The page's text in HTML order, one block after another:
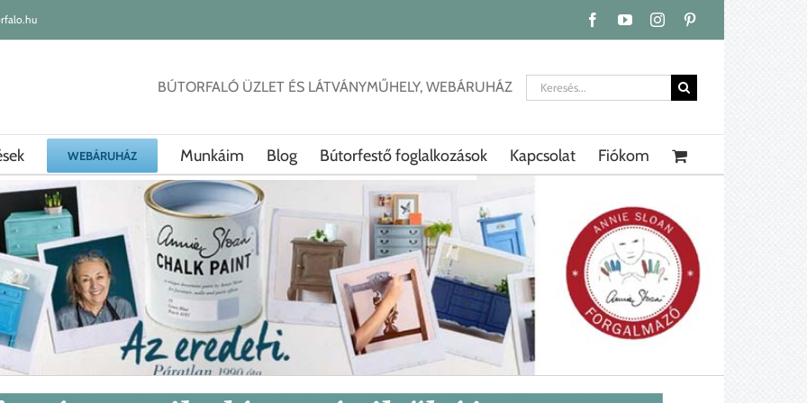
FacebookYouTubeInstagram
BÚTORFALÓ ÜZLET ÉS LÁTVÁNYMŰHELY, WEBÁRUHÁZ Keresés...
WEBÁRUHÁZ Munkáim Blog Bútorfestő foglalkozások Kapcsolat Fiókom